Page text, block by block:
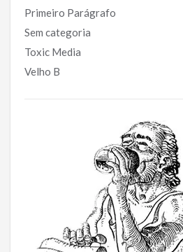
Primeiro Parágrafo
Sem categoria
Toxic Media
Velho B